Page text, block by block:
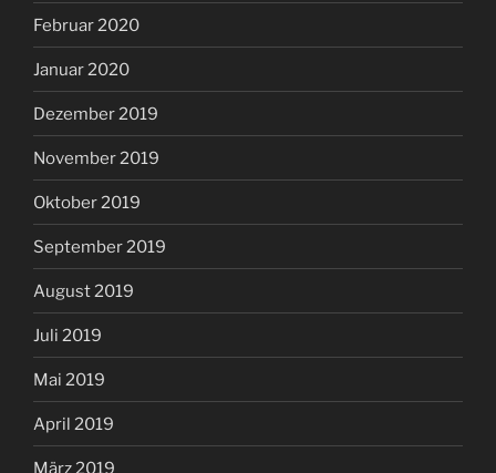
Februar 2020
Januar 2020
Dezember 2019
November 2019
Oktober 2019
September 2019
August 2019
Juli 2019
Mai 2019
April 2019
März 2019